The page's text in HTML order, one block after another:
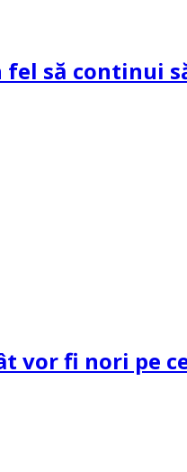
să continui
vor fi nori pe